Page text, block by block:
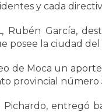
y cada
Rubén García,
posee la ciudad del
de Moca un
provincial número
entregó